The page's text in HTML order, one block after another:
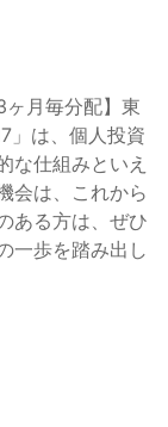
月毎分配】東
」は、個人投資
な仕組みといえ
会は、これから
ある方は、ぜひ
一歩を踏み出し